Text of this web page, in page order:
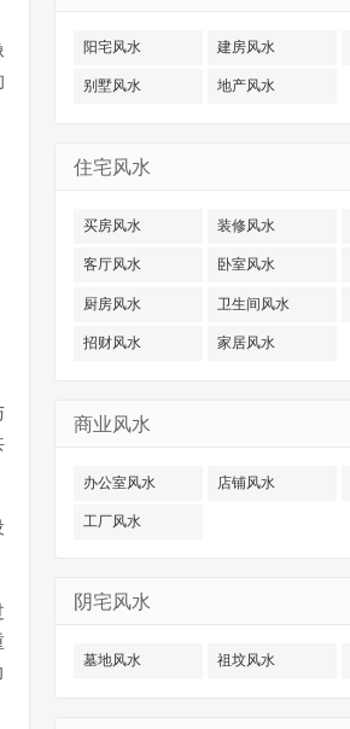
阳宅风水 建房风水
别墅风水 地产风水
住宅风水
买房风水 装修风水
客厅风水 卧室风水
厨房风水 卫生间风水
招财风水 家居风水
商业风水
办公室风水 店铺风水
工厂风水
阴宅风水
墓地风水 祖坟风水